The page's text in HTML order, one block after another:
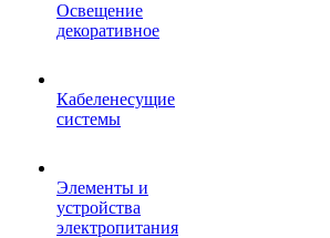
Освещение
декоративное
Кабеленесущие
системы
Элементы и
устройства
электропитания